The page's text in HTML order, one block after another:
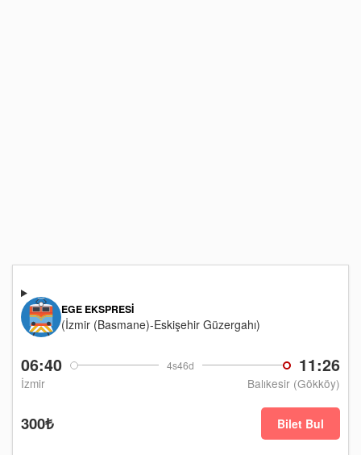
06:40 4s46d 11:26
İzmir Balıkesir (Gökköy)
EGE EKSPRESI
(İzmir (Basmane)-Eskişehir Güzergahı)
300₺ Bilet Bul